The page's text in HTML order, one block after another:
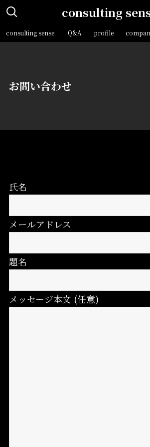
consulting
consulting sense. Q&A profile
お問い合わせ
氏名
メールアドレス
題名
メッセージ本文 (任意)